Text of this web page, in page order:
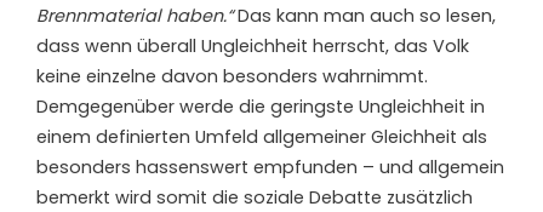
Brennmaterial haben.“Das kann man auch so lesen,
dass wenn überall Ungleichheit herrscht, das Volk
keine einzelne davon besonders wahrnimmt.
Demgegenüber werde die geringste Ungleichheit in
einem definierten Umfeld allgemeiner Gleichheit als
besonders hassenswert empfunden – und allgemein
bemerkt wird somit die soziale Debatte zusätzlich